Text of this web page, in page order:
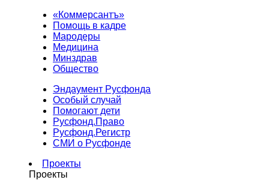
«Коммерсантъ»
Помощь в кадре
Мародеры
Медицина
Минздрав
Общество
Эндаумент Русфонда
Особый случай
Помогают дети
Русфонд.Право
Русфонд.Регистр
СМИ о Русфонде
Проекты
Проекты